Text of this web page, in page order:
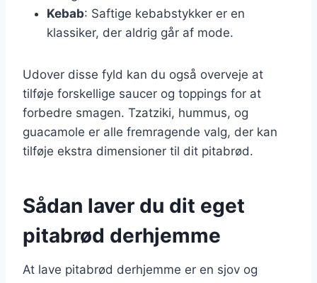
Kebab: Saftige kebabstykker er en
klassiker, der aldrig går af mode.
Udover disse fyld kan du også overveje at
tilføje forskellige saucer og toppings for at
forbedre smagen. Tzatziki, hummus, og
guacamole er alle fremragende valg, der kan
tilføje ekstra dimensioner til dit pitabrød.
Sådan laver du dit eget
pitabrød derhjemme
At lave pitabrød derhjemme er en sjov og